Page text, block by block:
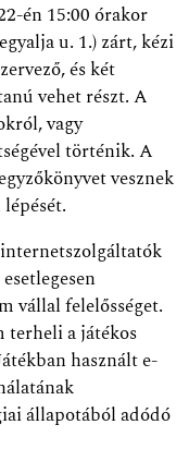
én 15:00 órakor
u. 1.) zárt, kézi
és két
vehet részt. A
vagy
történik. A
vesznek
vállal felelősséget.
terheli a játékos
használt e-
állapotából adódó